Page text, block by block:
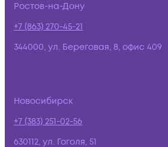
Ростов-на-Дону
+7 (863) 270-45-21
344000, ул. Береговая, 8, офис 409
Новосибирск
+7 (383) 251-02-56
630112, ул. Гоголя, 51